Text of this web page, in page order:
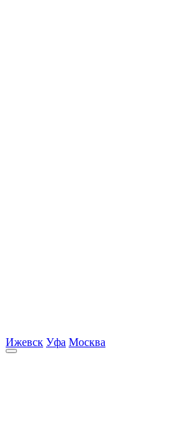
Ижевск Уфа Москва